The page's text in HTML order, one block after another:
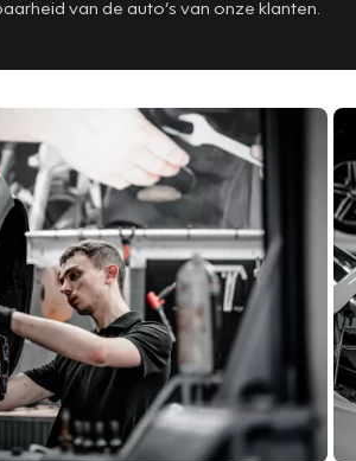
van de auto’s van onze klanten.